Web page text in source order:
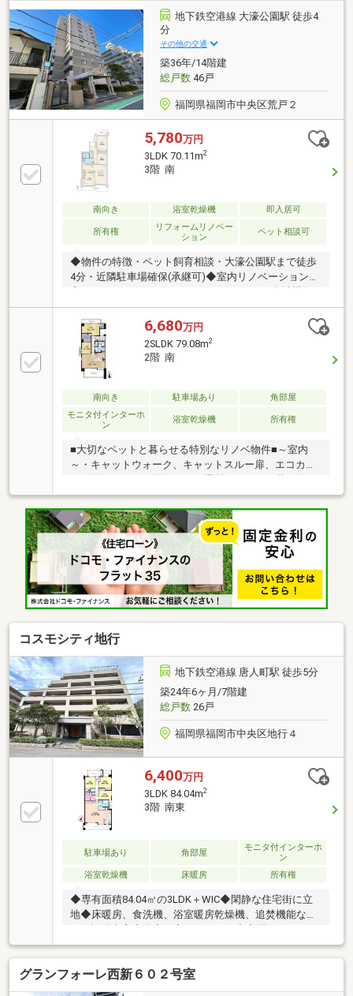
地下鉄空港線 大濠公園駅 徒歩4
分
その他の交通
築36年/14階建
総戸数46戸
福岡県福岡市中央区荒戸２
5,780万円
3LDK 70.11m2
3階 南
南向き 浴室乾燥機 即入居可
所有権
リフォームリノベー
ション
ペット相談可
◆物件の特徴・ペット飼育相談・大濠公園駅まで徒歩
4分・近隣駐車場確保(承継可)◆室内リノベーション内
浴室〈ユニットバス・1317〉○洗面室〈シャワー付洗
面化粧台・防水パン〉○トイレ〈温水洗浄便座付トイ
レ〉○給湯設備〈給湯器・追焚・マルチリモコン付〉 ○
配管〈排水管(専有部分)・給水、給湯管(専有部内飛込
みより)〉 ○エアコン先行配管〈洋室2〉○共通〈建具、
床：フローリング(遮音等級LL45、LDK、洋室、廊
下)、フロアタイル(玄関、洗面室、トイレ)、壁天井：
クロス貼、室内クリーニング〉〇2026年6月内装終了
6,680万円
2SLDK 79.08m2
2階 南
南向き 駐車場あり
角部屋
モニタ付インターホ
ン
浴室乾燥機 所有権
■大切なペットと暮らせる特別なリノベ物件■～室内
～・キャットウォーク、キャットスルー扉、エコカラ
ではないので下階への音の心配もございません。・2
面バルコニーの3方角住戸（北・西・南）で通風良
好。休日は大濠公園まで散歩できます。・収納力の高
いウォークスルークロゼットは照明付きの鏡もござい
ます。・キッチンは使い勝手の良い横並び3連コン
ロ。人感センサー付水栓、食器洗乾燥機付きです。・
キッチン上部のダウンライトはBluetoothで音楽も楽し
めます。～共用部～・ホテルライクな内廊下使用。・
コスモシティ地行
地下鉄空港線 唐人町駅 徒歩5分
築24年6ヶ月/7階建
総戸数26戸
福岡県福岡市中央区地行４
6,400万円
3LDK 84.04m2
3階 南東
駐車場あり 角部屋
モニタ付インターホ
ン
浴室乾燥機
床暖房 所有権
◆専有面積84.04㎡の3LDK＋WIC◆閑静な住宅街に立
地◆床暖房、食洗機、浴室暖房乾燥機、追焚機能な
オートロックあり◆バルコニーにスロップシンクあり
◆2012年5月リフォーム履歴あり◆間取り変更◆全室
クロス貼替実施◆洗面室・トイレのCFシート交換済み
◆リビング壁面にエコカラットを設置し、デザイン性
グランフォーレ西新６０２号室